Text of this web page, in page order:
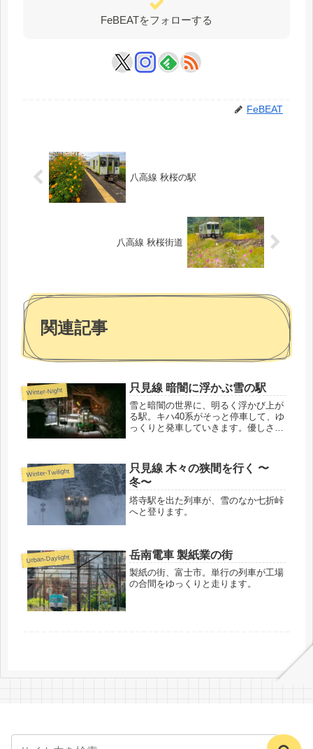
FeBEATをフォローする
FeBEAT
八高線 秋桜の駅
八高線 秋桜街道
関連記事
Winter-Night 只見線 暗闇に浮かぶ雪の駅
雪と暗闇の世界に、明るく浮かび上が
る駅。キハ40系がそっと停車して、ゆ
っくりと発車していきます。優しさと
Winter-Twilight
只見線 木々の狭間を行く 〜
冬〜
塔寺駅を出た列車が、雪のなか七折峠
へと登ります。
Urban-Daylight 岳南電車 製紙業の街
製紙の街、富士市。単行の列車が工場
の合間をゆっくりと走ります。